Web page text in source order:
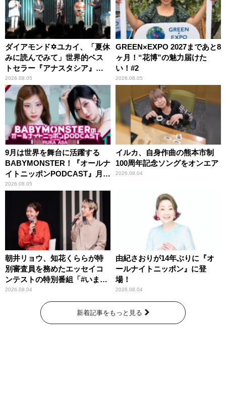
ダイアモンド✡ユカイ、「夏休
みに読んでみて」世界的ベス
トセラー『アナスタシア』を
紹介
2026.08.05
GREEN×EXPO 2027まであと8
ヶ月！“花博”の魅力届けた
い！#2
2026.08.05
9月は世界を舞台に活躍する
BABYMONSTER！『オールナ
イトニッポンPODCAST』月替
わりパーソナリティ
2026.08.05
イルカ、自身作曲の熊本市制
100周年記念ソングをオンエア
2026.08.04
朝井リョウ、知花くららが特
別審査員を務めたエッセイコ
ンテストの特別番組「#いまあ
なたに伝えたいこと」
2026.08.04
由紀さおりが14年ぶりに『オ
ールナイトニッポン』に登
場！
2026.08.04
新着記事をもっと見る